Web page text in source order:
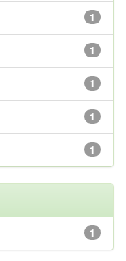
1
1
1
1
1
1